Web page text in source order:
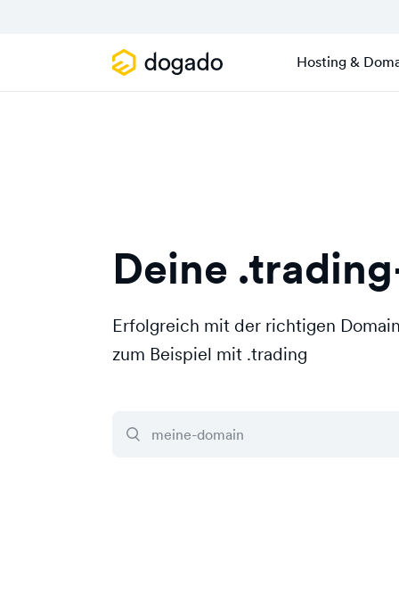
Hosting &
Deine
Erfolgreich mit der richtigen
zum Beispiel mit .trading